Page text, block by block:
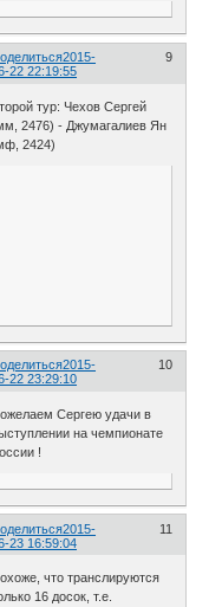
9
2015-
22 22:19:55
тур: Чехов Сергей
2476) - Джумагалиев Ян
2424)
10
2015-
22 23:29:10
Сергею удачи в
на чемпионате
!
11
2015-
23 16:59:04
что транслируются
16 досок, т.е.